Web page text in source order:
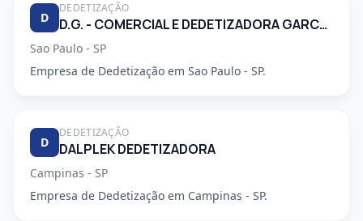
D
DEDETIZAÇÃO
D.G. - COMERCIAL E DEDETIZADORA GARCA LTDA
Sao Paulo - SP
Empresa de Dedetização em Sao Paulo - SP.
D
DEDETIZAÇÃO
DALPLEK DEDETIZADORA
Campinas - SP
Empresa de Dedetização em Campinas - SP.